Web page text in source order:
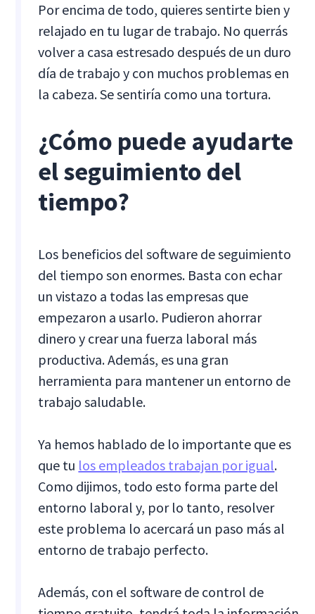
Por encima de todo, quieres sentirte bien y
relajado en tu lugar de trabajo. No querrás
volver a casa estresado después de un duro
día de trabajo y con muchos problemas en
la cabeza. Se sentiría como una tortura.
¿Cómo puede ayudarte
el seguimiento del
tiempo?
Los beneficios del software de seguimiento
del tiempo son enormes. Basta con echar
un vistazo a todas las empresas que
empezaron a usarlo. Pudieron ahorrar
dinero y crear una fuerza laboral más
productiva. Además, es una gran
herramienta para mantener un entorno de
trabajo saludable.
Ya hemos hablado de lo importante que es
que tu los empleados trabajan por igual.
Como dijimos, todo esto forma parte del
entorno laboral y, por lo tanto, resolver
este problema lo acercará un paso más al
entorno de trabajo perfecto.
Además, con el software de control de